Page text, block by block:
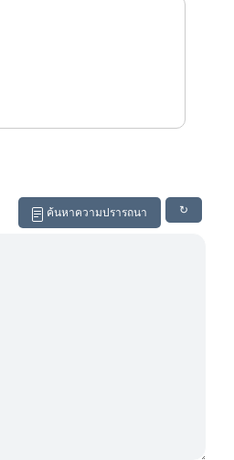
↻
ค้นหาความปรารถนา